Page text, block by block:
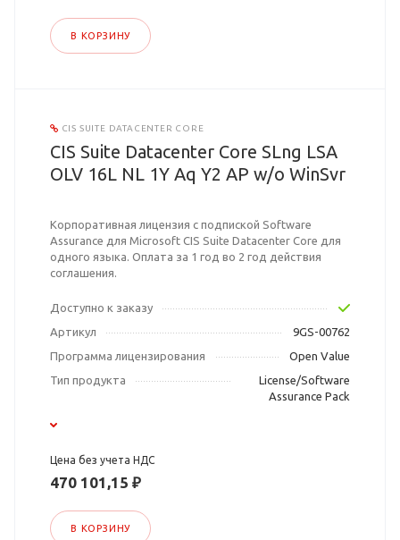
В КОРЗИНУ
CIS SUITE DATACENTER CORE
CIS Suite Datacenter Core SLng LSA
OLV 16L NL 1Y Aq Y2 AP w/o WinSvr
Корпоративная лицензия с подпиской Software
Assurance для Microsoft CIS Suite Datacenter Core для
одного языка. Оплата за 1 год во 2 год действия
соглашения.
Доступно к заказу
Артикул
9GS-00762
Программа лицензирования
Open Value
Тип продукта
License/Software
Assurance Pack
Цена без учета НДС
470 101,15 ₽
В КОРЗИНУ